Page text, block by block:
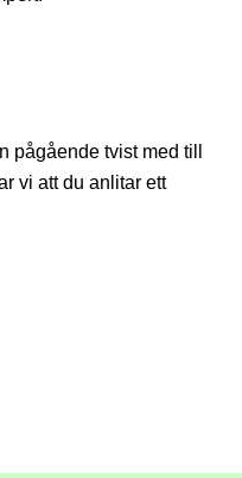
pågående tvist med till
vi att du anlitar ett